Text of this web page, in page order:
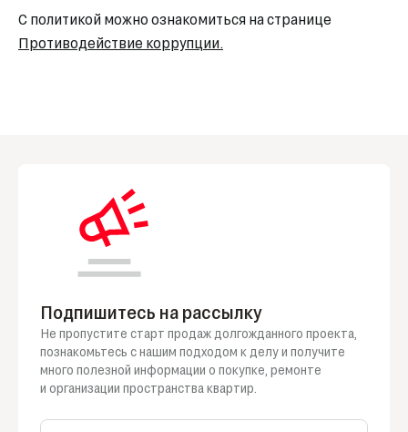
С политикой можно ознакомиться на странице
Противодействие коррупции.
Подпишитесь на рассылку
Не пропустите старт продаж долгожданного проекта,
познакомьтесь с нашим подходом к делуи получите
много полезной информации о покупке , ремонте
и организации пространства квартир.